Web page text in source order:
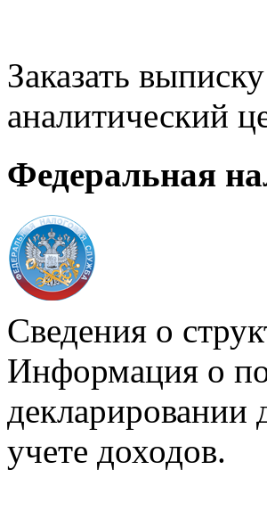
Заказать
аналитический
Федеральная
Сведения о
Информация о
декларировании
учете доходов.